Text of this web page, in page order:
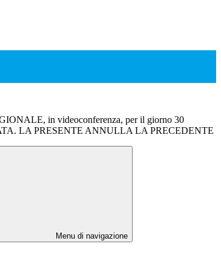
in videoconferenza, per il giorno 30
LA PRESENTE ANNULLA LA PRECEDENTE
Menu di navigazione